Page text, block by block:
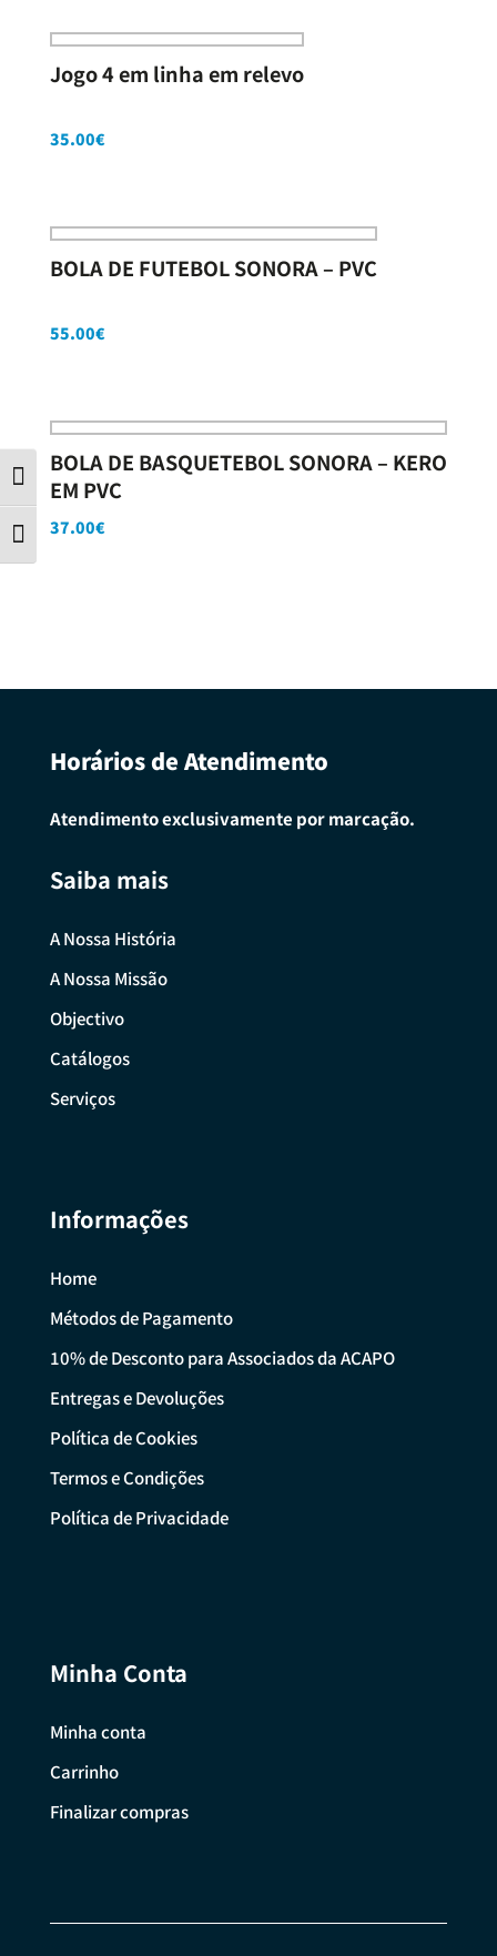
Contraste
Tamanho da letra
Jogo 4 em linha em relevo
35.00€
BOLA DE FUTEBOL SONORA – PVC
55.00€
BOLA DE BASQUETEBOL SONORA – KERO
EM PVC
37.00€
Horários de Atendimento
Atendimento exclusivamente por marcação.
Saiba mais
A Nossa História
A Nossa Missão
Objectivo
Catálogos
Serviços
Informações
Home
Métodos de Pagamento
10% de Desconto para Associados da ACAPO
Entregas e Devoluções
Política de Cookies
Termos e Condições
Política de Privacidade
Minha Conta
Minha conta
Carrinho
Finalizar compras